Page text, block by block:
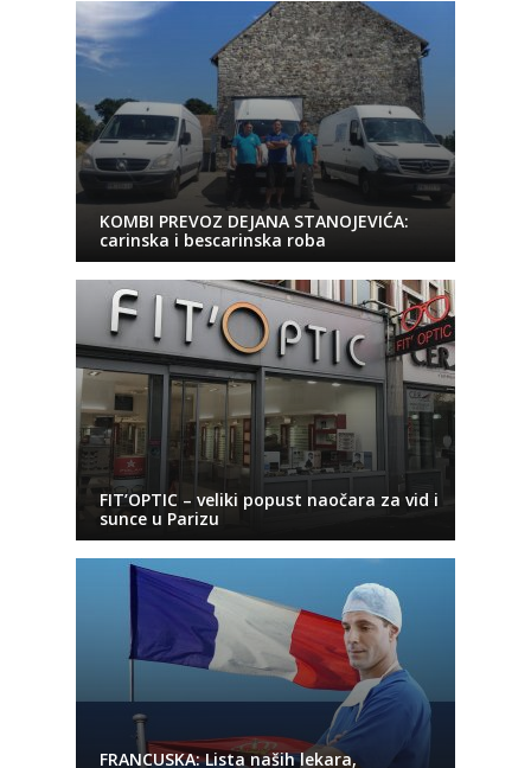
KOMBI PREVOZ DEJANA STANOJEVIĆA:
carinska i bescarinska roba
FIT’OPTIC – veliki popust naočara za vid i
sunce u Parizu
FRANCUSKA: Lista naših lekara,